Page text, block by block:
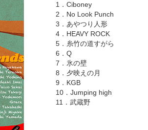
1．Ciboney
2．No Look Punch
3．あやつり人形
4．HEAVY ROCK
5．糸竹の道すがら
6．Q
7．氷の壁
8．夕映えの月
9．KGB
10．Jumping high
11．武蔵野